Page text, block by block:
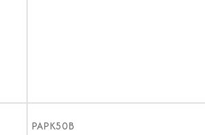
PAPK50B